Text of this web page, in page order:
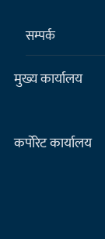
सम्पर्क
मुख्य कार्यालय
कर्पाेरेट कार्यालय